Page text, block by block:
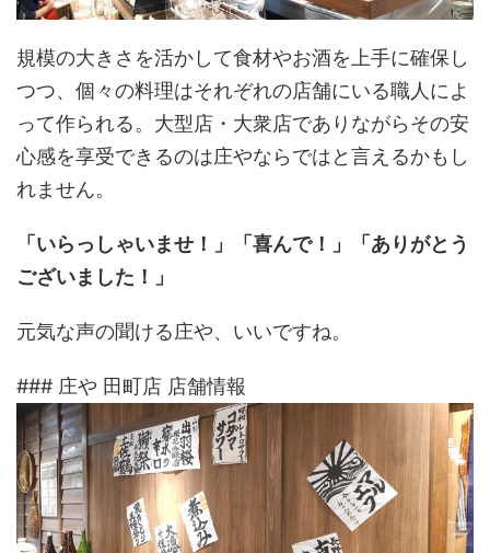
規模の大きさを活かして食材やお酒を上手に確保し
つつ、個々の料理はそれぞれの店舗にいる職人によ
って作られる。大型店・大衆店でありながらその安
心感を享受できるのは庄やならではと言えるかもし
れません。
「いらっしゃいませ！」「喜んで！」「ありがとう
ございました！」
元気な声の聞ける庄や、いいですね。
### 庄や 田町店 店舗情報